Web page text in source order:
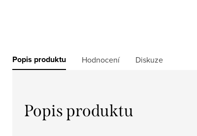
Popis produktu Hodnocení Diskuze
Popis produktu